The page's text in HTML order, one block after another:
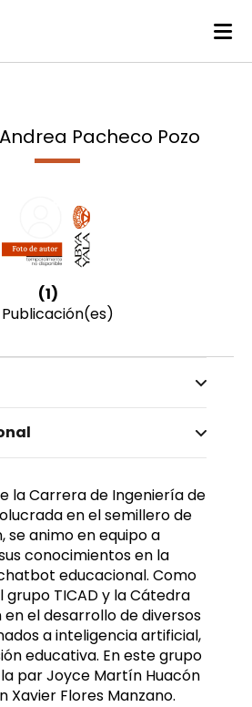
Pacheco Pozo
(1)
Publicación(es)
Carolina Andrea
Femenino
la Carrera de Ingeniería de
en el semillero de
se animo en equipo a
conocimientos en la
educacional. Como
TICAD y la Cátedra
en el desarrollo de diversos
a inteligencia artificial,
educativa. En este grupo
par Joyce Martín Huacón
Xavier Flores Manzano.